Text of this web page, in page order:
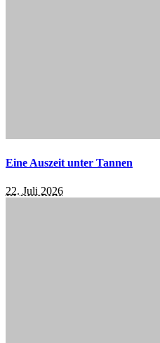
Eine Auszeit unter Tannen
22. Juli 2026